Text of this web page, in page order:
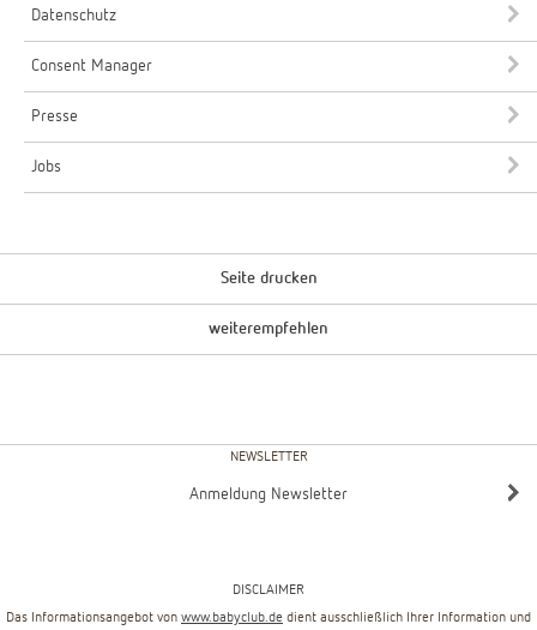
Datenschutz
Consent Manager
Presse
Jobs
Seite drucken
weiterempfehlen
NEWSLETTER
Anmeldung Newsletter
DISCLAIMER
Das Informationsangebot von www.babyclub.de dient ausschließlich Ihrer Information und